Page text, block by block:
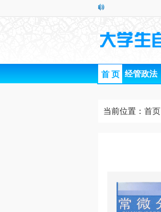
首 页 经管政法
当前位置： 首页